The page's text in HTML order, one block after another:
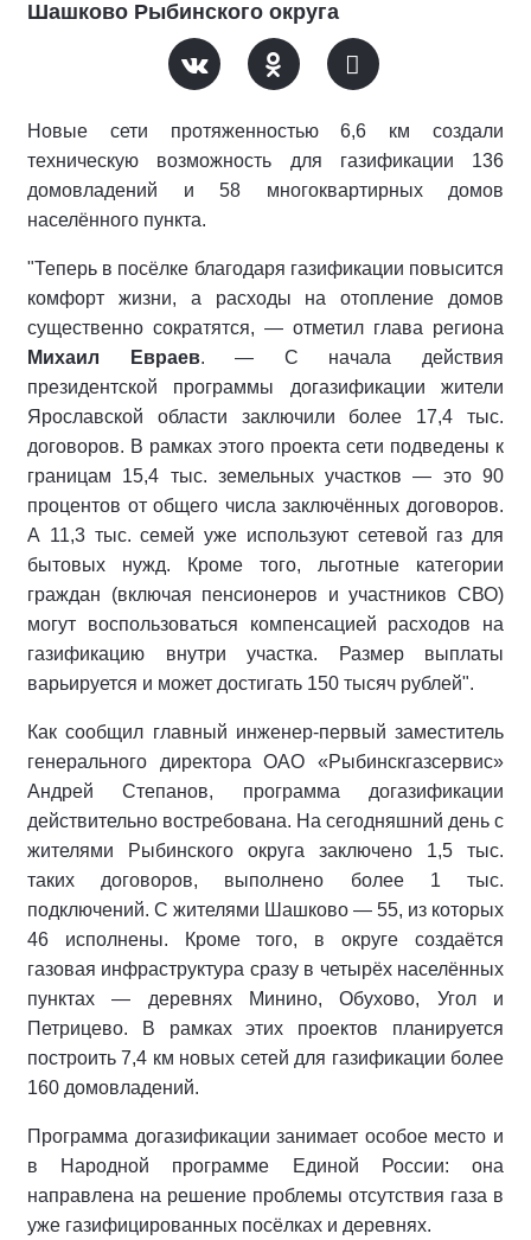
Шашково Рыбинского округа
Новые сети протяженностью 6,6 км создали
техническую возможность для газификации 136
домовладений и 58 многоквартирных домов
населённого пункта.
"Теперь в посёлке благодаря газификации повысится
комфорт жизни, а расходы на отопление домов
существенно сократятся, — отметил глава региона
Михаил Евраев. — С начала действия
президентской программы догазификации жители
Ярославской области заключили более 17,4 тыс.
договоров. В рамках этого проекта сети подведены к
границам 15,4 тыс. земельных участков — это 90
процентов от общего числа заключённых договоров.
А 11,3 тыс. семей уже используют сетевой газ для
бытовых нужд. Кроме того, льготные категории
граждан (включая пенсионеров и участников СВО)
могут воспользоваться компенсацией расходов на
газификацию внутри участка. Размер выплаты
варьируется и может достигать 150 тысяч рублей".
Как сообщил главный инженер-первый заместитель
генерального директора ОАО «Рыбинскгазсервис»
Андрей Степанов, программа догазификации
действительно востребована. На сегодняшний день с
жителями Рыбинского округа заключено 1,5 тыс.
таких договоров, выполнено более 1 тыс.
подключений. С жителями Шашково — 55, из которых
46 исполнены. Кроме того, в округе создаётся
газовая инфраструктура сразу в четырёх населённых
пунктах — деревнях Минино, Обухово, Угол и
Петрицево. В рамках этих проектов планируется
построить 7,4 км новых сетей для газификации более
160 домовладений.
Программа догазификации занимает особое место и
в Народной программе Единой России: она
направлена на решение проблемы отсутствия газа в
уже газифицированных посёлках и деревнях.